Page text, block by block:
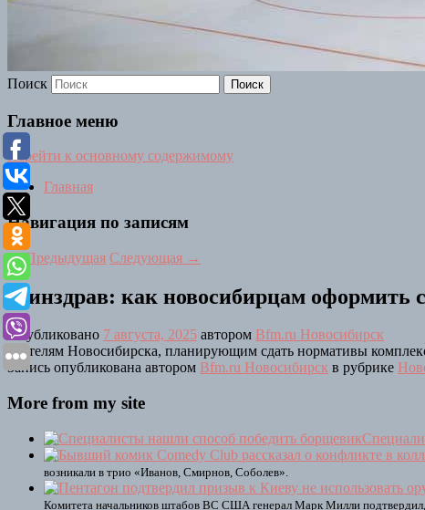
Поиск
Главное меню
Перейти к основному содержимому
Главная
Навигация по записям
←Предыдущая Следующая →
Минздрав: как новосибирцам оформить
Опубликовано 7 августа, 2025 автором Bfm.ru Новосибирск
Жителям Новосибирска, планирующим сдать нормативы
Запись опубликована автором Bfm.ru Новосибирск в рубрике
More from my site
возникали в трио «Иванов, Смирнов, Соболев».
Комитета начальников штабов ВС США генерал Марк Милли подтвердил,